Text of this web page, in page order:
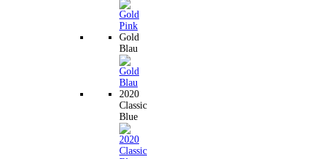
Gold
Blau
2020
Classic
Blue